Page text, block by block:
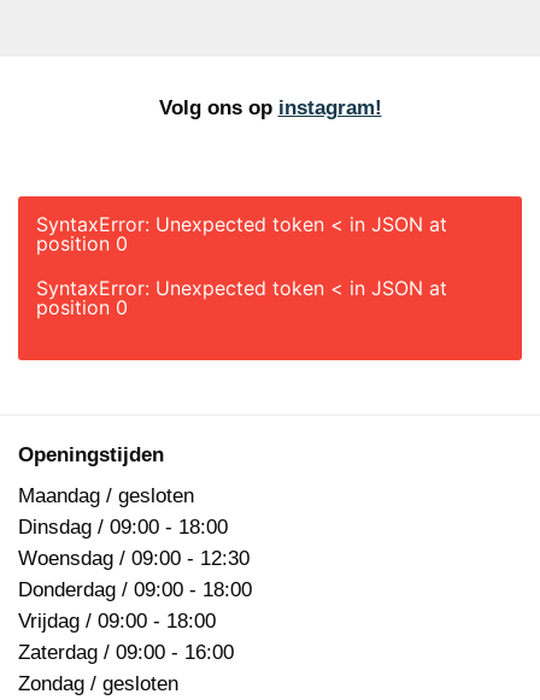
Volg ons op instagram!
SyntaxError: Unexpected token < in JSON at
position 0
SyntaxError: Unexpected token < in JSON at
position 0
Openingstijden
Maandag / gesloten
Dinsdag / 09:00 - 18:00
Woensdag / 09:00 - 12:30
Donderdag / 09:00 - 18:00
Vrijdag / 09:00 - 18:00
Zaterdag / 09:00 - 16:00
Zondag / gesloten